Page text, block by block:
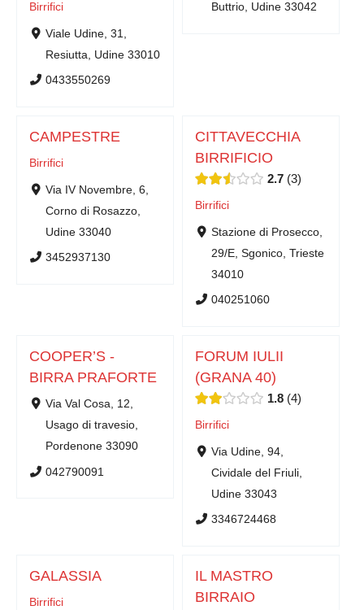
Birrifici
Viale Udine, 31,
Resiutta, Udine 33010
0433550269
Buttrio, Udine 33042
CAMPESTRE
Birrifici
Via IV Novembre, 6,
Corno di Rosazzo,
Udine 33040
3452937130
CITTAVECCHIA
BIRRIFICIO
2.7 3
Birrifici
Stazione di Prosecco,
29/E, Sgonico, Trieste
34010
040251060
COOPER’S -
BIRRA PRAFORTE
Via Val Cosa, 12,
Usago di travesio,
Pordenone 33090
042790091
FORUM IULII
(GRANA 40)
1.8 4
Birrifici
Via Udine, 94,
Cividale del Friuli,
Udine 33043
3346724468
GALASSIA
Birrifici
IL MASTRO
BIRRAIO